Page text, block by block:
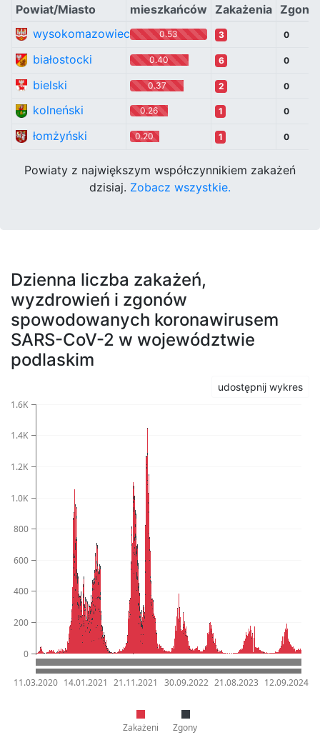
Powiat/Miasto
mieszkańców
Zakażenia
Zgony
wysokomazowiecki
0.53 3 0
białostocki 0.40 6 0
bielski 0.37 2 0
kolneński 0.26 1 0
łomżyński 0.20 1 0
Powiaty z największym współczynnikiem zakażeń
dzisiaj. Zobacz wszystkie.
Dzienna liczba zakażeń,
wyzdrowień i zgonów
spowodowanych koronawirusem
SARS-CoV-2 w województwie
podlaskim
udostępnij wykres
0
200
400
600
800
1.0K
1.2K
1.4K
1.6K
11.03.2020 14.01.2021 21.11.2021 30.09.2022 21.08.2023 12.09.2024
Zakażeni Zgony